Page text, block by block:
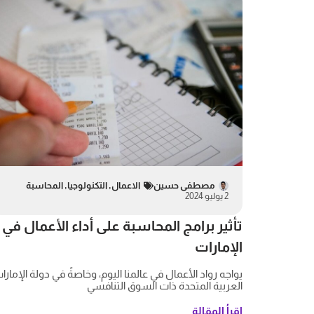
مصطفى حسين الاعمال, التكنولوجيا, المحاسبة
2 يوليو 2024
تأثير برامج المحاسبة على أداء الأعمال في
الإمارات
يواجه رواد الأعمال في عالمنا اليوم، وخاصةً في دولة
العربية المتحدة ذات السوق التنافسي
اقرأ المقالة